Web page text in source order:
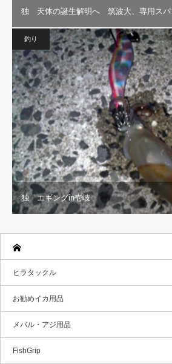
独 天体の誕生解明へ 筑波大、専用スパ
釣り
独 エギングin壱岐
ヒラタックル
お勧めイカ用品
メバル・アジ用品
FishGrip